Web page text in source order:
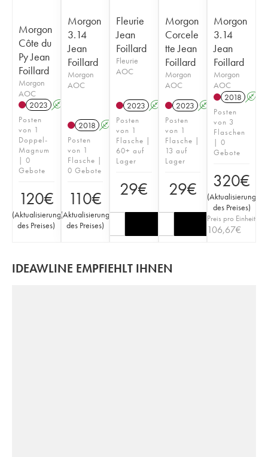
Morgon
Côte du
Py Jean
Foillard
Morgon
AOC
2023 A
Posten
von 1
Doppel-
Magnum
| 0
Gebote
120€
(Aktualisierung
des Preises)
Morgon
3.14
Jean
Foillard
Morgon
AOC
2018 A K
Posten
von 1
Flasche |
0 Gebote
110€
(Aktualisierung
des Preises)
Fleurie
Jean
Foillard
Fleurie
AOC
2023 A K
Posten
von 1
Flasche |
60+ auf
Lager
29€
Morgon
Corcele
tte Jean
Foillard
Morgon
AOC
2023 A
Posten
von 1
Flasche |
13 auf
Lager
29€
Morgon
3.14
Jean
Foillard
Morgon
AOC
2018 A
Posten
von 3
Flaschen
| 0
Gebote
320€
(Aktualisierung
des Preises)
Preis pro Einheit
106,67€
IDEAWLINE EMPFIEHLT IHNEN